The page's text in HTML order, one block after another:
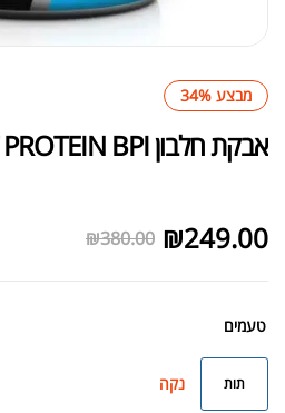
מבצע 34%
אבקת חלבון BEST PROTEIN BPI
₪380.00 ₪249.00
טעמים
תות נקה